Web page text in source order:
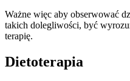
Ważne więc aby obserwować
takich dolegliwości, być
terapię.
Dietoterapia